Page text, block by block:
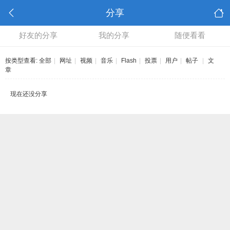
分享
好友的分享 我的分享 随便看看
按类型查看: 全部 网址 视频 音乐 Flash 投票 用户 帖子
文
章
现在还没分享